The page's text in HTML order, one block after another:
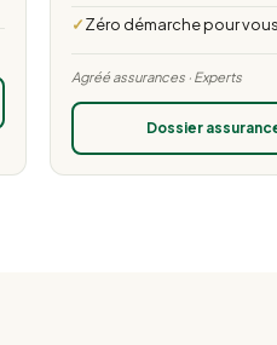
Zéro démarche pour vous
Agréé assurances · Experts
Dossier